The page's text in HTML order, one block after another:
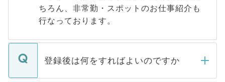
ちろん、非常勤・スポットのお仕事紹介も
行なっております。
登録後は何をすればよいのですか